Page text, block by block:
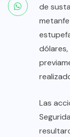
de
Las